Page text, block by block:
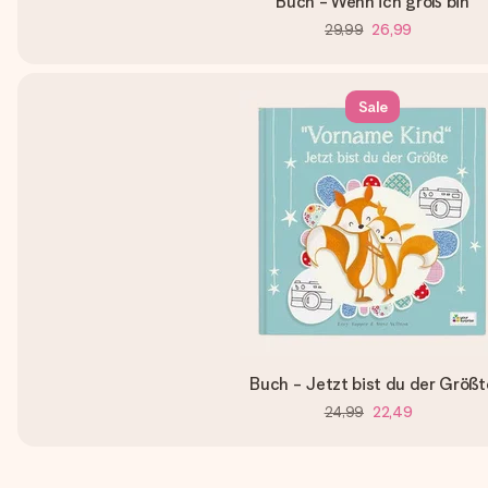
29,99 26,99
Sale
Buch - Jetzt bist du der
24,99 22,49